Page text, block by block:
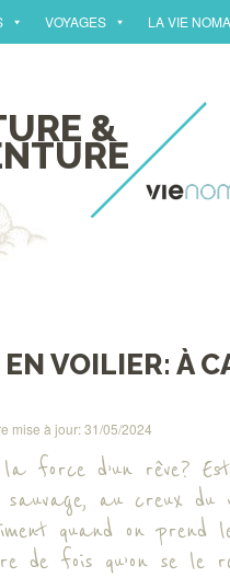
VOYAGES LA VIE
&
VOILIER: À
mise à jour:31/05/2024
la force d’un rêve?
sauvage, au creux
quand on
de fois qu’on se le